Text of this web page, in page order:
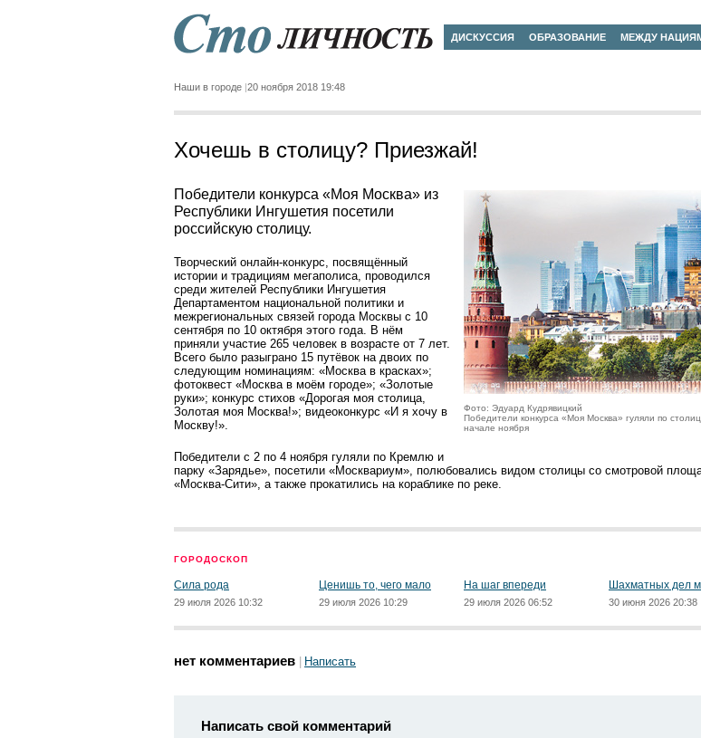
ДИСКУССИЯ ОБРАЗОВАНИЕ МЕЖДУ
Наши в городе 20 ноября 2018 19:48
Хочешь в столицу? Приезжай!
Фото: Эдуард Кудрявицкий
Победители конкурса «Моя Москва» гуляли по
начале ноября
Победители конкурса «Моя Москва» из
Республики Ингушетия посетили
российскую столицу.
Творческий онлайн-конкурс, посвящённый
истории и традициям мегаполиса, проводился
среди жителей Республики Ингушетия
Департаментом национальной политики и
межрегиональных связей города Москвы с 10
сентября по 10 октября этого года. В нём
приняли участие 265 человек в возрасте от 7 лет.
Всего было разыграно 15 путёвок на двоих по
следующим номинациям: «Москва в красках»;
фотоквест «Москва в моём городе»; «Золотые
руки»; конкурс стихов «Дорогая моя столица,
Золотая моя Москва!»; видеоконкурс «И я хочу в
Москву!».
Победители с 2 по 4 ноября гуляли по Кремлю и
парку «Зарядье», посетили «Москвариум», полюбовались видом столицы со смотровой
«Москва-Сити», а также прокатились на кораблике по реке.
ГОРОДОСКОП
Сила рода
29 июля 2026 10:32
Ценишь то, чего мало
29 июля 2026 10:29
На шаг впереди
29 июля 2026 06:52
Шахматных дел
30 июня 2026 20:38
нет комментариев Написать
Написать свой комментарий